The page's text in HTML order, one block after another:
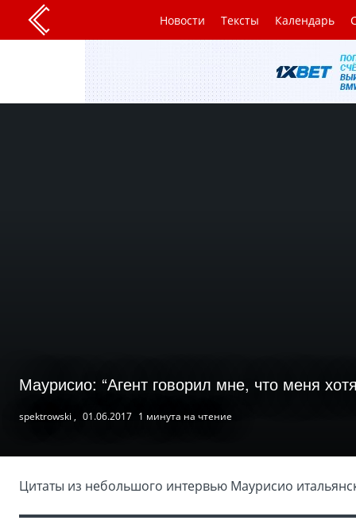
Новости Тексты Календарь
Маурисио: “Агент говорил мне, что меня
spektrowski , 01.06.2017 1 минута на чтение
Цитаты из небольшого интервью Маурисио